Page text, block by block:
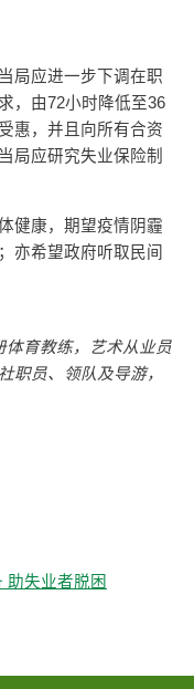
局应进一步下调在职
，由72小时降低至36
惠，并且向所有合资
局应研究失业保险制
健康，期望疫情阴霾
亦希望政府听取民间
体育教练，艺术从业员
职员、领队及导游，
助失业者脱困